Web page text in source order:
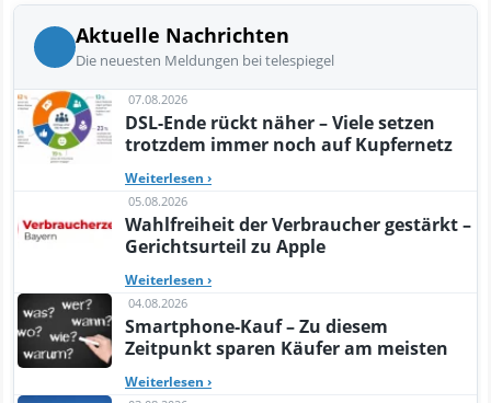
Aktuelle Nachrichten
Die neuesten Meldungen bei telespiegel
07.08.2026
DSL-Ende rückt näher – Viele setzen
trotzdem immer noch auf Kupfernetz
Weiterlesen ›
05.08.2026
Wahlfreiheit der Verbraucher gestärkt –
Gerichtsurteil zu Apple
Weiterlesen ›
04.08.2026
Smartphone-Kauf – Zu diesem
Zeitpunkt sparen Käufer am meisten
Weiterlesen ›